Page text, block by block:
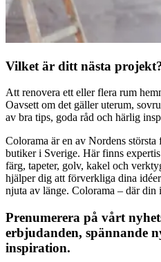
Vilket är ditt nästa
Att renovera ett eller flera rum
Oavsett om det gäller uterum,
av bra tips, goda råd och härlig
Colorama är en av Nordens
butiker i Sverige. Här finns
färg, tapeter, golv, kakel och
hjälper dig att förverkliga dina
njuta av länge. Colorama – där din
Prenumerera på vårt
erbjudanden, spännande
inspiration.